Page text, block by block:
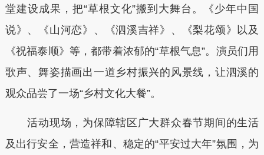
堂建设成果，把“草根文化”搬到大舞台。《少年中国
说》、《山河恋》、《泗溪吉祥》、《梨花颂》以及
《祝福泰顺》等，都带着浓郁的“草根气息”。演员们用
歌声、舞姿描画出一道乡村振兴的风景线，让泗溪的
观众品尝了一场“乡村文化大餐”。
活动现场，为保障辖区广大群众春节期间的生活
及出行安全，营造祥和、稳定的“平安过大年”氛围，为